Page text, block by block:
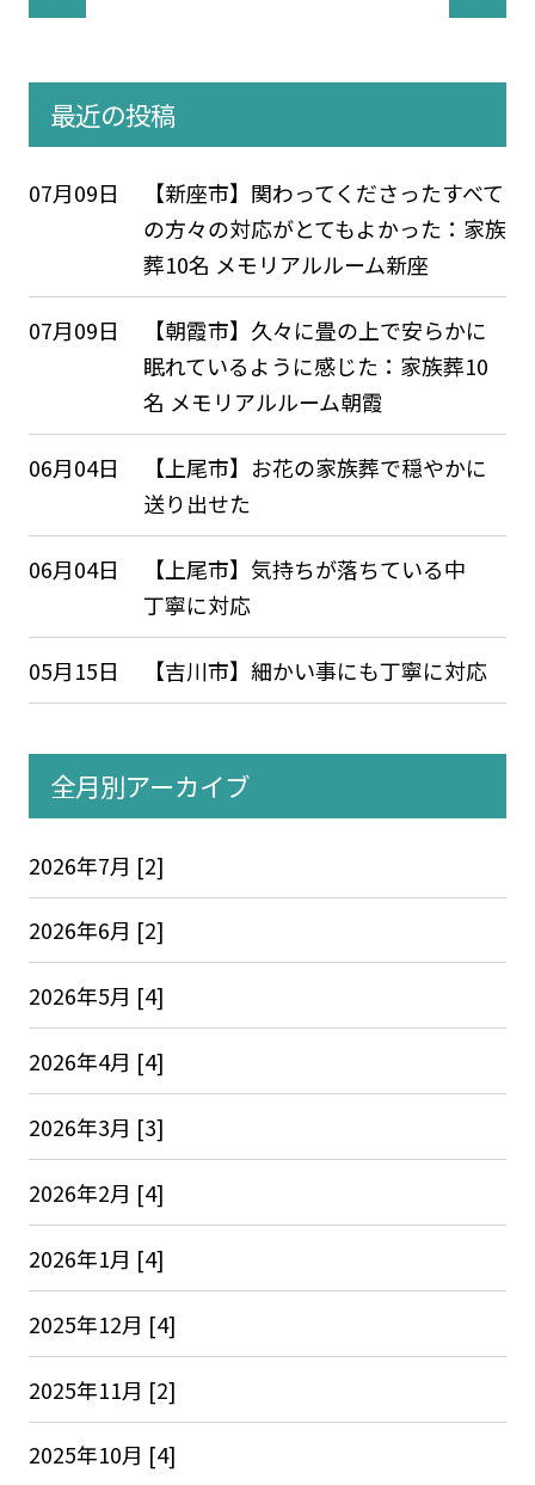
最近の投稿
07月09日
【新座市】関わってくださったすべて
の方々の対応がとてもよかった：家族
葬10名 メモリアルルーム新座
07月09日
【朝霞市】久々に畳の上で安らかに
眠れているように感じた：家族葬10
名 メモリアルルーム朝霞
06月04日
【上尾市】お花の家族葬で穏やかに
送り出せた
06月04日
【上尾市】気持ちが落ちている中
丁寧に対応
05月15日 【吉川市】細かい事にも丁寧に対応
全月別アーカイブ
2026年7月 [2]
2026年6月 [2]
2026年5月 [4]
2026年4月 [4]
2026年3月 [3]
2026年2月 [4]
2026年1月 [4]
2025年12月 [4]
2025年11月 [2]
2025年10月 [4]